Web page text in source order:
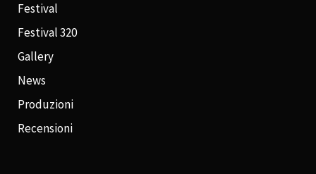
Festival
Festival 320
Gallery
News
Produzioni
Recensioni